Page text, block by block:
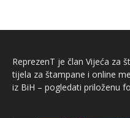
ReprezenT je član Vijeća za
tijela za štampane i online
iz BiH – pogledati priloženu